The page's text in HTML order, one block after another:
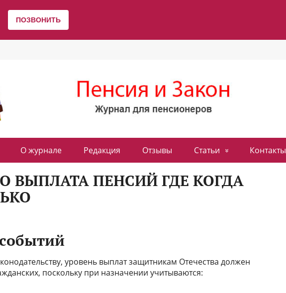
О журнале Редакция Отзывы Статьи Контакты
ВЫПЛАТА ПЕНСИЙ ГДЕ КОГДА
уровень выплат защитникам Отечества должен
поскольку при назначении учитываются: